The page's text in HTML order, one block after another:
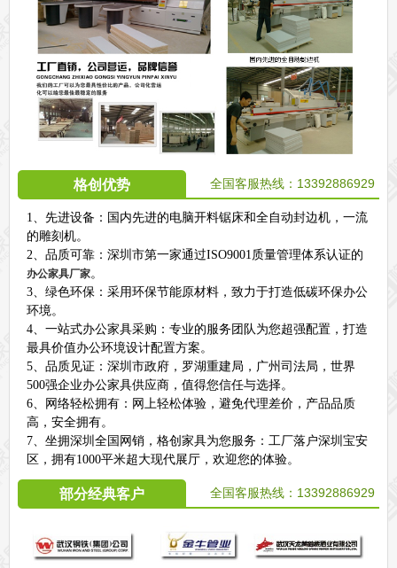
格创优势 全国客服热线：13392886929
1、先进设备：国内先进的电脑开料锯床和全自动封边机，一流
的雕刻机。
2、品质可靠：深圳市第一家通过ISO9001质量管理体系认证的
办公家具厂家。
3、绿色环保：采用环保节能原材料，致力于打造低碳环保办公
环境。
4、一站式办公家具采购：专业的服务团队为您超强配置，打造
最具价值办公环境设计配置方案。
5、品质见证：深圳市政府，罗湖重建局，广州司法局，世界
500强企业办公家具供应商，值得您信任与选择。
6、网络轻松拥有：网上轻松体验，避免代理差价，产品品质
高，安全拥有。
7、坐拥深圳全国网销，格创家具为您服务：工厂落户深圳宝安
区，拥有1000平米超大现代展厅，欢迎您的体验。
部分经典客户 全国客服热线： 13392886929